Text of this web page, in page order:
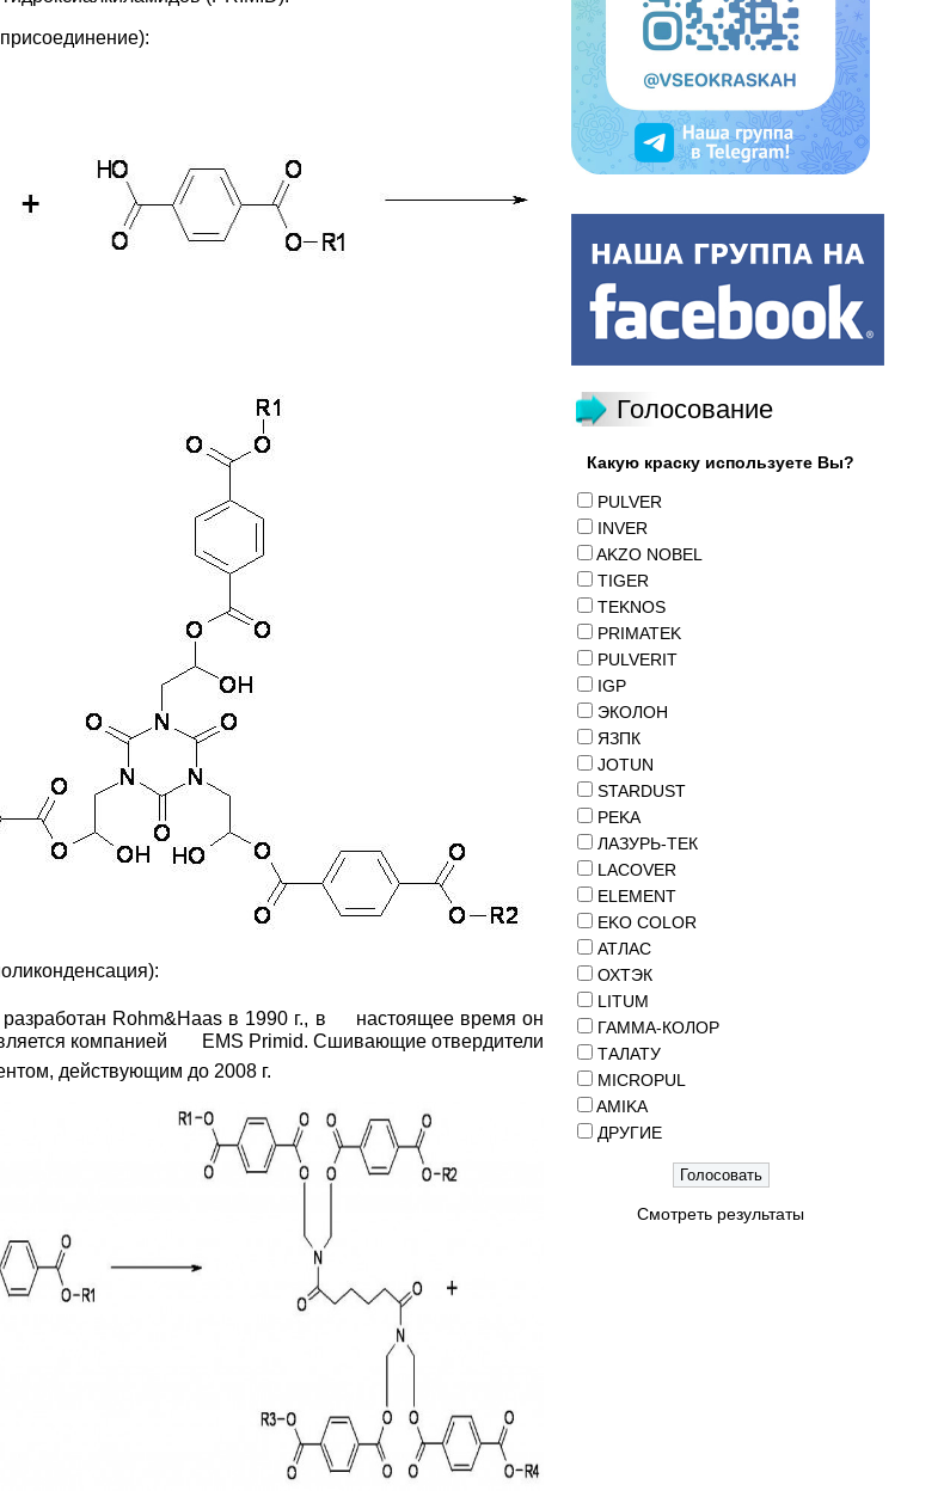
разработан Rohm&Haas в 1990 г., в настоящее время он
компанией EMS Primid. Сшивающие отвердители
действующим до 2008 г.
Голосование
Какую краску используете Вы?
PULVER
INVER
AKZO NOBEL
TIGER
TEKNOS
PRIMATEK
PULVERIT
IGP
ЭКОЛОН
ЯЗПК
JOTUN
STARDUST
PEKA
ЛАЗУРЬ-ТЕК
LACOVER
ELEMENT
EKO COLOR
АТЛАС
ОХТЭК
LITUM
ГАММА-КОЛОР
ТАЛАТУ
MICROPUL
AMIKA
ДРУГИЕ
Смотреть результаты